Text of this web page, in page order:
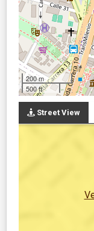
200 m
500 ft
Street View